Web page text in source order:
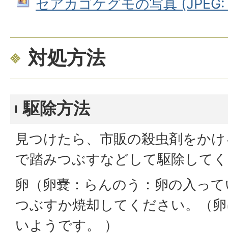
セアカゴケグモの写真
対処方法
駆除方法
見つけたら、市販の殺虫剤をか
で踏みつぶすなどして駆除して
卵（卵嚢：らんのう：卵の入っ
つぶすか焼却してください。（
いようです。 ）